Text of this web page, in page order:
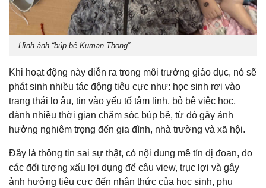
Hình ảnh “búp bê Kuman Thong”
Khi hoạt động này diễn ra trong môi trường giáo dục, nó sẽ
phát sinh nhiều tác động tiêu cực như: học sinh rơi vào
trạng thái lo âu, tin vào yếu tố tâm linh, bỏ bê việc học,
dành nhiều thời gian chăm sóc búp bê, từ đó gây ảnh
hưởng nghiêm trọng đến gia đình, nhà trường và xã hội.
Đây là thông tin sai sự thật, có nội dung mê tín dị đoan, do
các đối tượng xấu lợi dụng để câu view, trục lợi và gây
ảnh hưởng tiêu cực đến nhận thức của học sinh, phụ